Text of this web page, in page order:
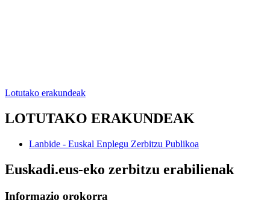
Lotutako erakundeak
LOTUTAKO ERAKUNDEAK
Lanbide - Euskal Enplegu Zerbitzu Publikoa
Euskadi.eus-eko zerbitzu erabilienak
Informazio orokorra